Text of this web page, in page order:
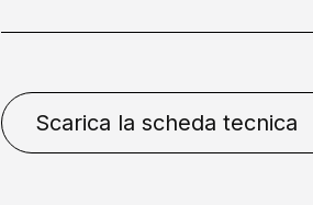
Comando : Doppio
Bronzo Cromo Cromo
Naturale
Rame
Scarica la scheda tecnica